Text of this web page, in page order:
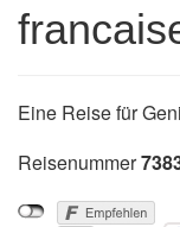
Eine Reise für
Reisenummer